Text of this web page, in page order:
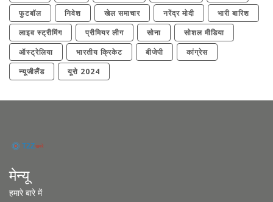
फुटबॉल
निवेश खेल समाचार नरेंद्र मोदी
भारी बारिश
लाइव स्ट्रीमिंग
प्रीमियर लीग सोना
सोशल मीडिया
ऑस्ट्रेलिया
भारतीय क्रिकेट बीजेपी
कांग्रेस
न्यूजीलैंड
यूरो 2024
मेन्यू
हमारे बारे में